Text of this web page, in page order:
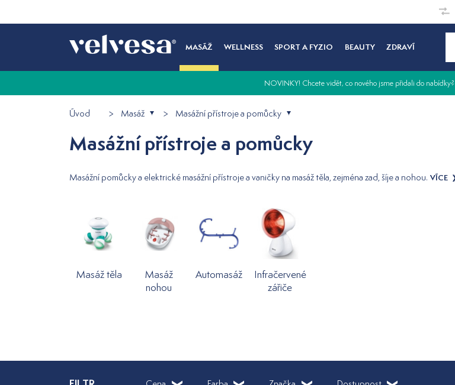
MASÁŽ WELLNESS SPORT A FYZIO BEAUTY ZDRAVÍ
NOVINKY! Chcete vidět, co nového jsme přidali do nabídky?
Úvod Masáž Masážní přístroje a pomůcky
Masážní přístroje a pomůcky
Masážní pomůcky a elektrické masážní přístroje a vaničky na masáž těla, zejména zad, šíje a nohou. VÍCE
Masáž těla
Masáž
nohou
Automasáž
Infračervené
zářiče